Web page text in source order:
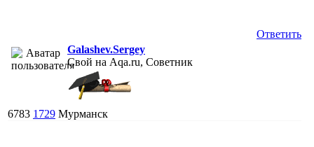
Ответить
Galashev.Sergey
Свой на Aqa.ru, Советник
6783 1729 Мурманск